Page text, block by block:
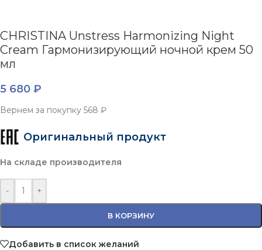
CHRISTINA Unstress Harmonizing Night
Cream Гармонизирующий ночной крем 50
мл
5 680 ₽
Вернем за покупку 568 ₽
Оригинальный продукт
На складе производителя
- +
В КОРЗИНУ
Добавить в список желаний